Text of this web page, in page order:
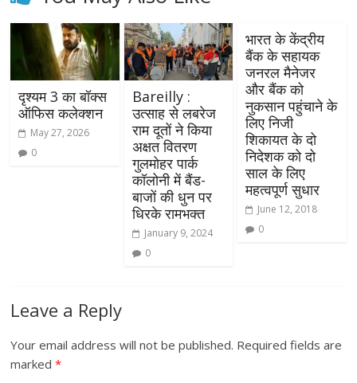
दृश्यम 3 का बॉक्स
ऑफिस कलेक्शन
May 27, 2026
0
Bareilly :
उत्साह से लबरेज
राम दूतों ने किया
अक्षत वितरण
गुलमोहर पार्क
कॉलोनी में बैंड-
बाजों की धुन पर
धिरके रामभक्त
January 9, 2024
0
भारत के केंद्रीय
बैंक के सहायक
जनरल मैनेजर
और बैंक को
नुकसान पहुंचाने के
लिए निजी
शिकायत के दो
निदेशक को दो
साल के लिए
महत्वपूर्ण सुधार
June 12, 2018
0
Leave a Reply
Your email address will not be published. Required fields are
marked*